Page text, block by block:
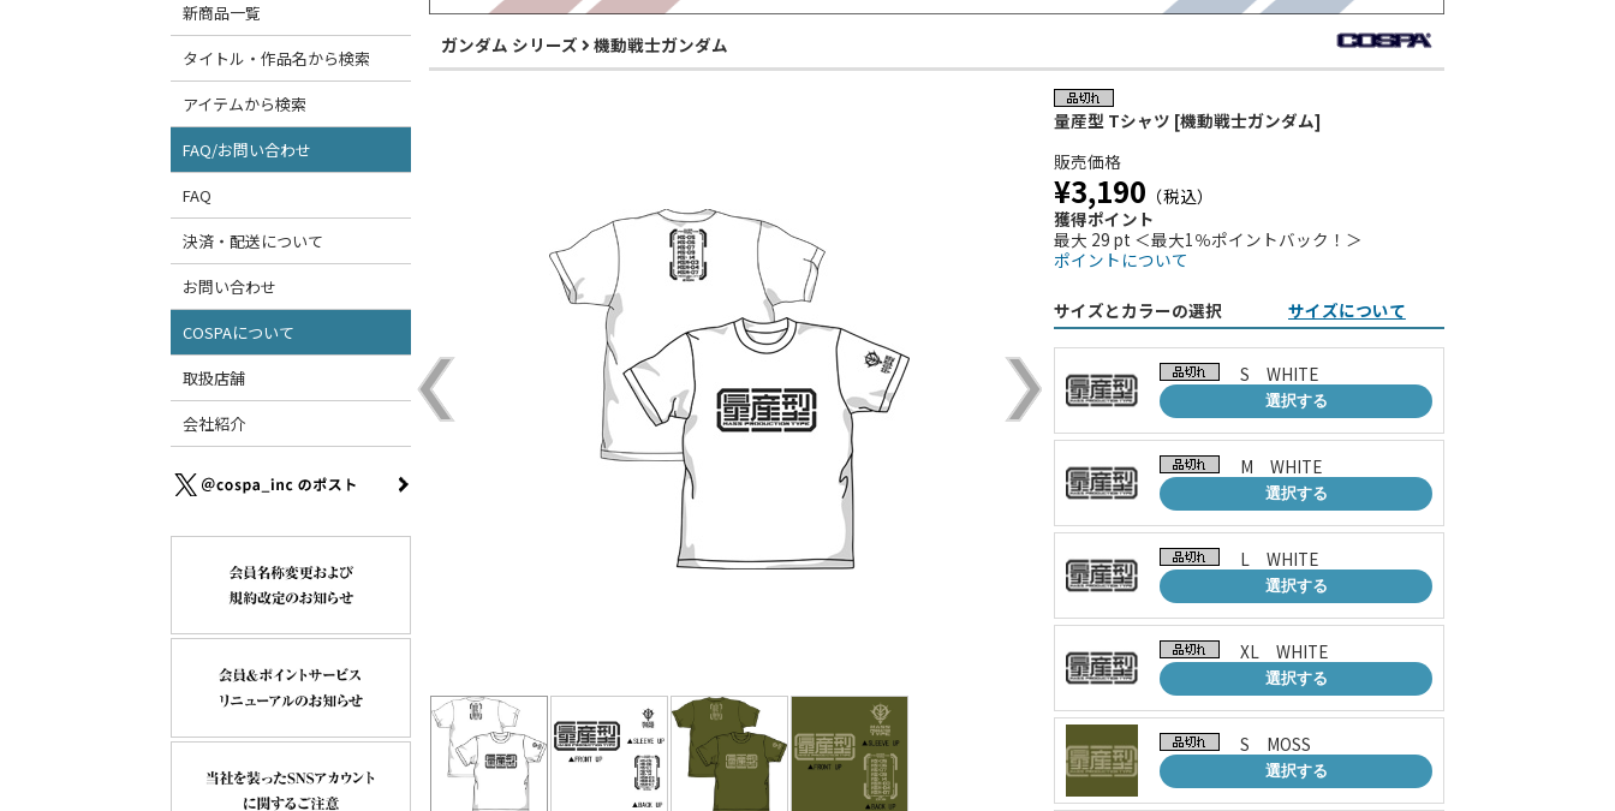
新商品一覧
タイトル・作品名から検索
アイテムから検索
FAQ/お問い合わせ
FAQ
決済・配送について
お問い合わせ
COSPAについて
取扱店舗
会社紹介
ガンダム シリーズ 機動戦士ガンダム
量産型 Tシャツ [機動戦士ガンダム]
販売価格
¥3,190 （税込）
獲得ポイント
最大 29 pt ＜最大1％ポイントバック！＞
ポイントについて
サイズとカラーの選択 サイズについて
S WHITE
選択する
M WHITE
選択する
L WHITE
選択する
XL WHITE
選択する
S MOSS
選択する